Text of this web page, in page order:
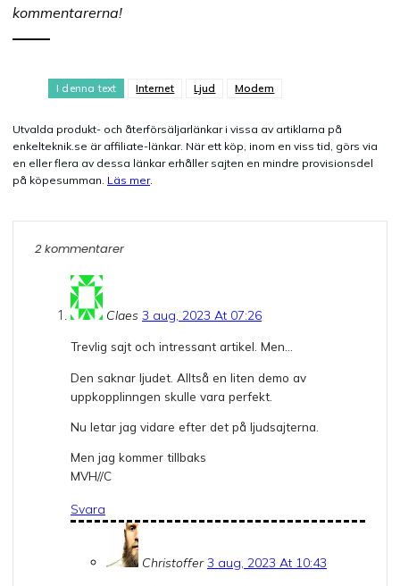
kommentarerna!
I denna text Internet Ljud Modem
Utvalda produkt- och återförsäljarlänkar i vissa av artiklarna på
enkelteknik.se är affiliate-länkar. När ett köp, inom en viss tid, görs via
en eller flera av dessa länkar erhåller sajten en mindre provisionsdel
på köpesumman. Läs mer.
2 kommentarer
Claes 3 aug, 2023 At 07:26
Trevlig sajt och intressant artikel. Men…
Den saknar ljudet. Alltså en liten demo av
uppkopplinngen skulle vara perfekt.
Nu letar jag vidare efter det på ljudsajterna.
Men jag kommer tillbaks
MVH//C
Svara
Christoffer 3 aug, 2023 At 10:43